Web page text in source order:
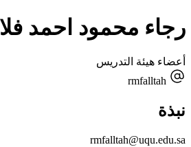
رجاء محمود احمد
أعضاء هيئة التدريس
rmfalltah
نبذة
rmfalltah@uqu.edu.sa